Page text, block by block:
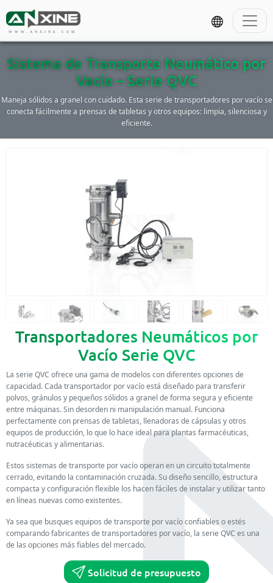
WWW.ANXINE.COM
Sistema de Transporte Neumático por
Vacío – Serie QVC
Maneja sólidos a granel con cuidado. Esta serie de transportadores por vacío se
conecta fácilmente a prensas de tabletas y otros equipos: limpia, silenciosa y
eficiente.
Transportadores Neumáticos por
Vacío Serie QVC
La serie QVC ofrece una gama de modelos con diferentes opciones de
capacidad. Cada transportador por vacío está diseñado para transferir
polvos, gránulos y pequeños sólidos a granel de forma segura y eficiente
entre máquinas. Sin desorden ni manipulación manual. Funciona
perfectamente con prensas de tabletas, llenadoras de cápsulas y otros
equipos de producción, lo que lo hace ideal para plantas farmacéuticas,
nutracéuticas y alimentarias.
Estos sistemas de transporte por vacío operan en un circuito totalmente
cerrado, evitando la contaminación cruzada. Su diseño sencillo, estructura
compacta y configuración flexible los hacen fáciles de instalar y utilizar tanto
en líneas nuevas como existentes.
Ya sea que busques equipos de transporte por vacío confiables o estés
comparando fabricantes de transportadores por vacío, la serie QVC es una
de las opciones más fiables del mercado.
Solicitud de presupuesto